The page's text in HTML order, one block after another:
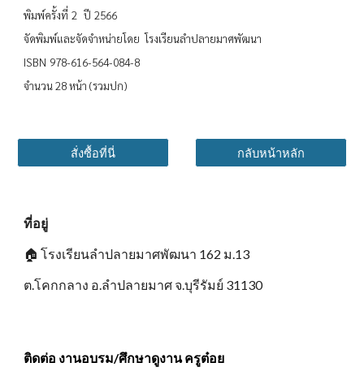
พิมพ์ครั้งที่ 2 ปี 2566
จัดพิมพ์และจัดจำหน่ายโดย โรงเรียนลำปลายมาศพัฒนา
ISBN 978-616-564-084-8
จำนวน 28 หน้า (รวมปก)
สั่งซื้อที่นี่ กลับหน้าหลัก
ที่อยู่
🏠โรงเรียนลำปลายมาศพัฒนา 162 ม.13
ต.โคกกลาง อ.ลำปลายมาศ จ.บุรีรัมย์ 31130
ติดต่อ งานอบรม/ศึกษาดูงาน ครูต๋อย